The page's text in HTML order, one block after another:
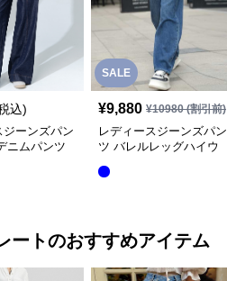
込)
ジーンズパン
ニムパンツ
SALE
¥9,880 ¥10980(割引前)
レディースジーンズパン
ツ バレルレッグハイウ
ートのおすすめアイテム